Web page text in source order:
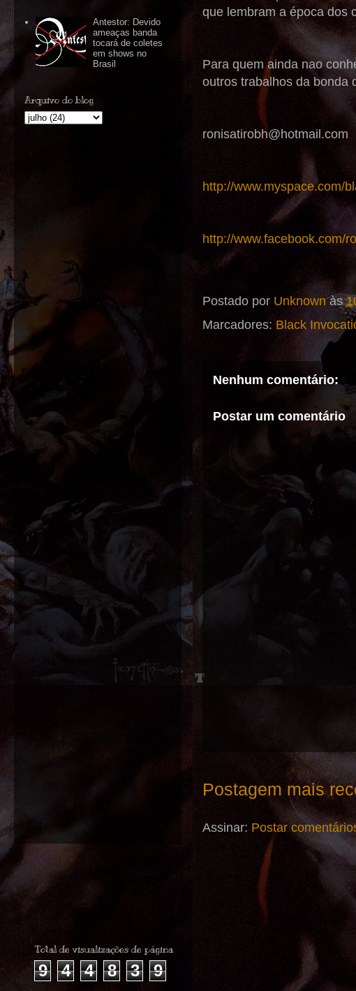
que lembram a época dos
Para quem ainda nao
outros trabalhos da bonda
ronisatirobh@hotmail.com
http://www.myspace.com/
http://www.facebook.com/
Postado por Unknown às
Marcadores: Black
Nenhum comentário:
Postar um comentário
Postagem mais
Assinar: Postar
Antestor: Devido
ameaças banda
tocará de coletes
em shows no
Brasil
Arquivo do blog
Total de visualizações de página
9 4 4 8 3 9